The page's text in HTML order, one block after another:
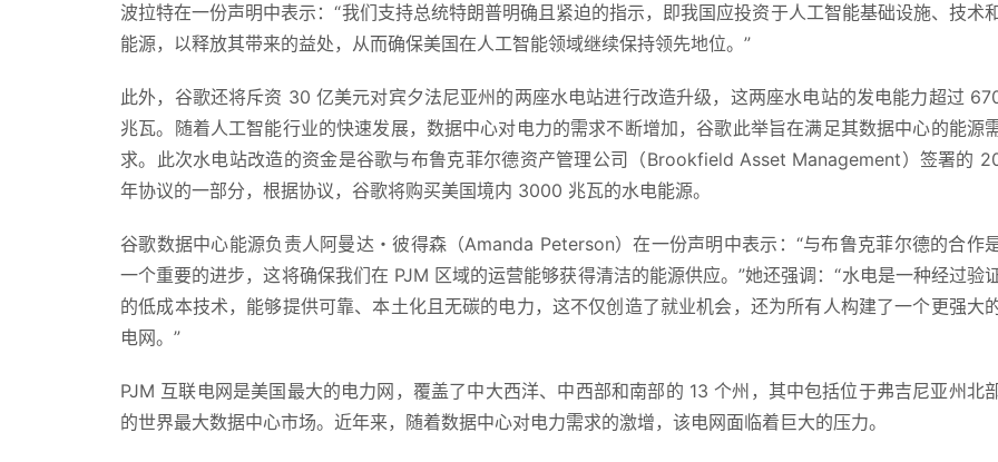
波拉特在一份声明中表示：“我们支持总统特朗普明确且紧迫的指示，即我国应投资于人工智能基础设施、技术
能源，以释放其带来的益处，从而确保美国在人工智能领域继续保持领先地位。”
此外，谷歌还将斥资 30 亿美元对宾夕法尼亚州的两座水电站进行改造升级，这两座水电站的发电能力超过
兆瓦。随着人工智能行业的快速发展，数据中心对电力的需求不断增加，谷歌此举旨在满足其数据中心的能源
求。此次水电站改造的资金是谷歌与布鲁克菲尔德资产管理公司（Brookfield Asset Management）签署的
年协议的一部分，根据协议，谷歌将购买美国境内 3000 兆瓦的水电能源。
谷歌数据中心能源负责人阿曼达・彼得森（Amanda Peterson）在一份声明中表示：“与布鲁克菲尔德的合作
一个重要的进步，这将确保我们在 PJM 区域的运营能够获得清洁的能源供应。”她还强调：“水电是一种经过验
的低成本技术，能够提供可靠、本土化且无碳的电力，这不仅创造了就业机会，还为所有人构建了一个更强大
电网。”
PJM 互联电网是美国最大的电力网，覆盖了中大西洋、中西部和南部的 13 个州，其中包括位于弗吉尼亚州北
的世界最大数据中心市场。近年来，随着数据中心对电力需求的激增，该电网面临着巨大的压力。